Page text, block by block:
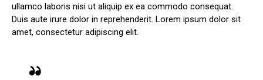
ullamco laboris nisi ut aliquip ex ea commodo consequat.
Duis aute irure dolor in reprehenderit. Lorem ipsum dolor sit
amet, consectetur adipiscing elit.